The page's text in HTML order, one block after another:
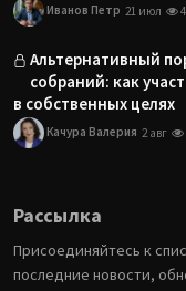
Иванов Петр 21 июл
Альтернативный
собраний: как
в собственных целях
Качура Валерия 2 авг
Рассылка
Присоединяйтесь к
последние новости,